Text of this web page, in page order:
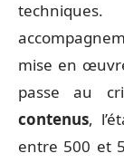
mise en
passe au
contenus,
entre 500 et